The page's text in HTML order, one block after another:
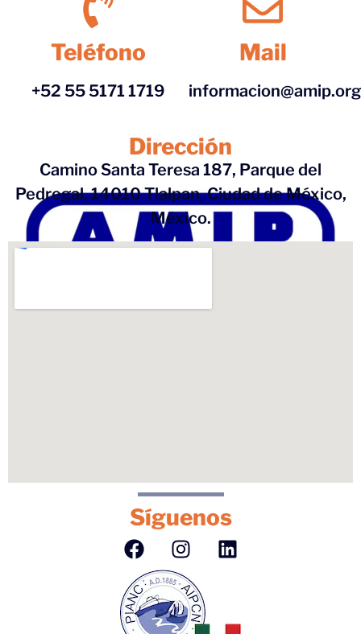
Teléfono
+52 55 5171 1719
Mail
Dirección
Camino Santa Teresa 187, Parque del
Pedregal, 14010 Tlalpan, Ciudad de México,
México.
Síguenos